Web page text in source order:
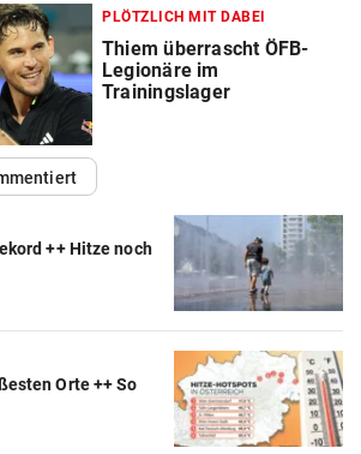
PLÖTZLICH MIT DABEI
Thiem überrascht ÖFB-
Legionäre im
Trainingslager
++ Hitze noch
Orte ++ So